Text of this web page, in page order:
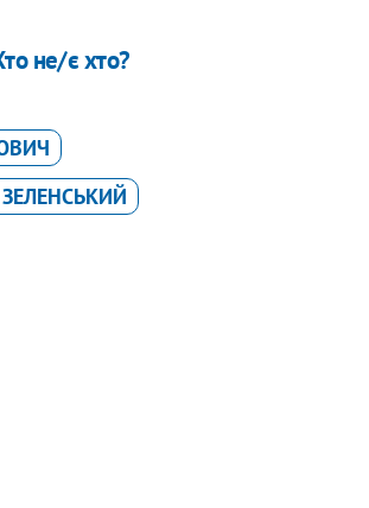
не/є хто?